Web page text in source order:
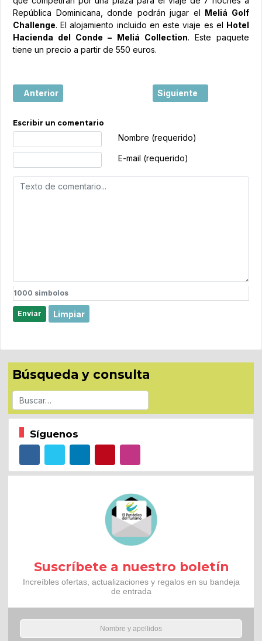
República Dominicana, donde podrán jugar el Meliá Golf
Challenge. El alojamiento incluido en este viaje es el Hotel
Hacienda del Conde – Meliá Collection. Este paquete
tiene un precio a partir de 550 euros.
Artículo anterior: El turismo volcánico “entra en erupción”
Anterior Artículo siguiente:
Siguiente
Escribir un comentario
Nombre (requerido)
E-mail (requerido)
1000 simbolos
Enviar Limpiar
Búsqueda y consulta
Buscar
Síguenos
Suscríbete a nuestro boletín
Increíbles ofertas, actualizaciones y regalos en su bandeja
de entrada